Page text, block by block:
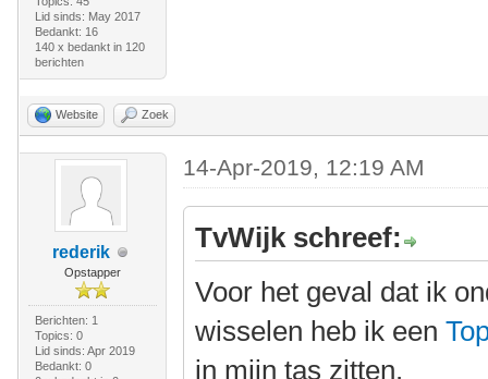
Lid sinds: May 2017
Bedankt: 16
140 x bedankt in 120
berichten
Website Zoek
rederik
Opstapper
Berichten: 1
Topics: 0
Lid sinds: Apr 2019
Bedankt: 0
14-Apr-2019, 12:19 AM
TvWijk schreef:
Voor het geval dat ik
wisselen heb ik een
in mijn tas zitten.